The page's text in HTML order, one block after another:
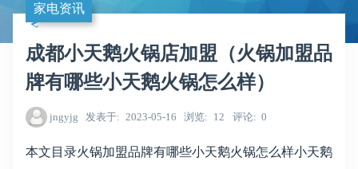
家电资讯
成都小天鹅火锅店加盟（火锅加盟品
牌有哪些小天鹅火锅怎么样）
jngyjg 发表于 2023-05-16 浏览 12 评论 0
本文目录火锅加盟品牌有哪些小天鹅火锅怎么样小天鹅